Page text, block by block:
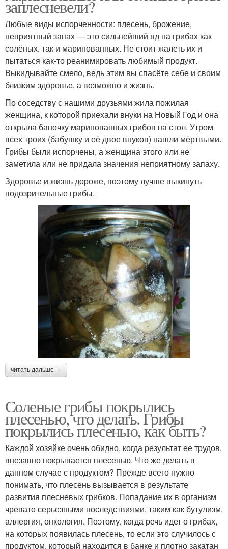
заплесневели?
Любые виды испорченности: плесень, брожение,
неприятный запах — это сильнейший яд на грибах как
солёных, так и маринованных. Не стоит жалеть их и
пытаться как-то реанимировать любимый продукт.
Выкидывайте смело, ведь этим вы спасёте себе и своим
близким здоровье, а возможно и жизнь.
По соседству с нашими друзьями жила пожилая
женщина, к которой приехали внуки на Новый Год и она
открыла баночку маринованных грибов на стол. Утром
всех троих (бабушку и её двое внуков) нашли мёртвыми.
Грибы были испорчены, а женщина этого или не
заметила или не придала значения неприятному запаху.
Здоровье и жизнь дороже, поэтому лучше выкинуть
подозрительные грибы.
читать дальше →
Соленые грибы покрылись
плесенью, что делать. Грибы
покрылись плесенью, как быть?
Каждой хозяйке очень обидно, когда результат ее трудов,
внезапно покрывается плесенью. Что же делать в
данном случае с продуктом? Прежде всего нужно
понимать, что плесень вызывается в результате
развития плесневых грибков. Попадание их в организм
чревато серьезными последствиями, таким как бутулизм,
аллергия, онкология. Поэтому, когда речь идет о грибах,
на которых появилась плесень, то если это случилось с
продуктом, который находится в банке и плотно закатан